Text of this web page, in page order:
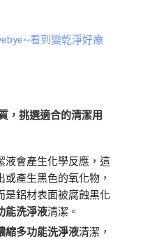
看到變乾淨好療
，挑選適合的清潔用
液會產生化學反應，這
產生黑色的氧化物，
是鋁材表面被腐蝕黑化
能洗淨液清潔。
縮多功能洗淨液清潔，